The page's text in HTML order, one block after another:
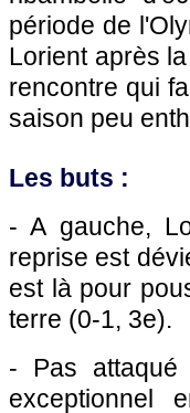
période de
Lorient après
rencontre qui
saison peu
Les buts :
- A gauche,
reprise est
est là pour
terre (0-1, 3e).
- Pas
exceptionnel